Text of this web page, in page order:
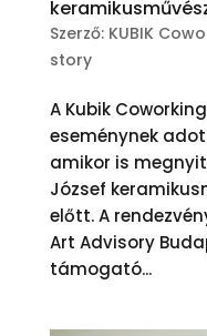
Szerző: KUBIK
story
A Kubik
eseménynek
amikor is
József
előtt. A
Art Advisory
támogató...